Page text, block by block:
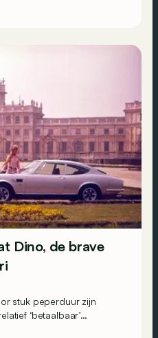
Dino, de brave
stuk peperduur zijn
‘betaalbaar’